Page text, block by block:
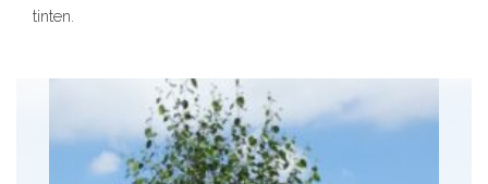
tinten.